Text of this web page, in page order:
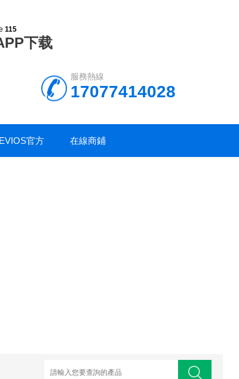
115
下载
服務熱線
17077414028
官方 在線商鋪